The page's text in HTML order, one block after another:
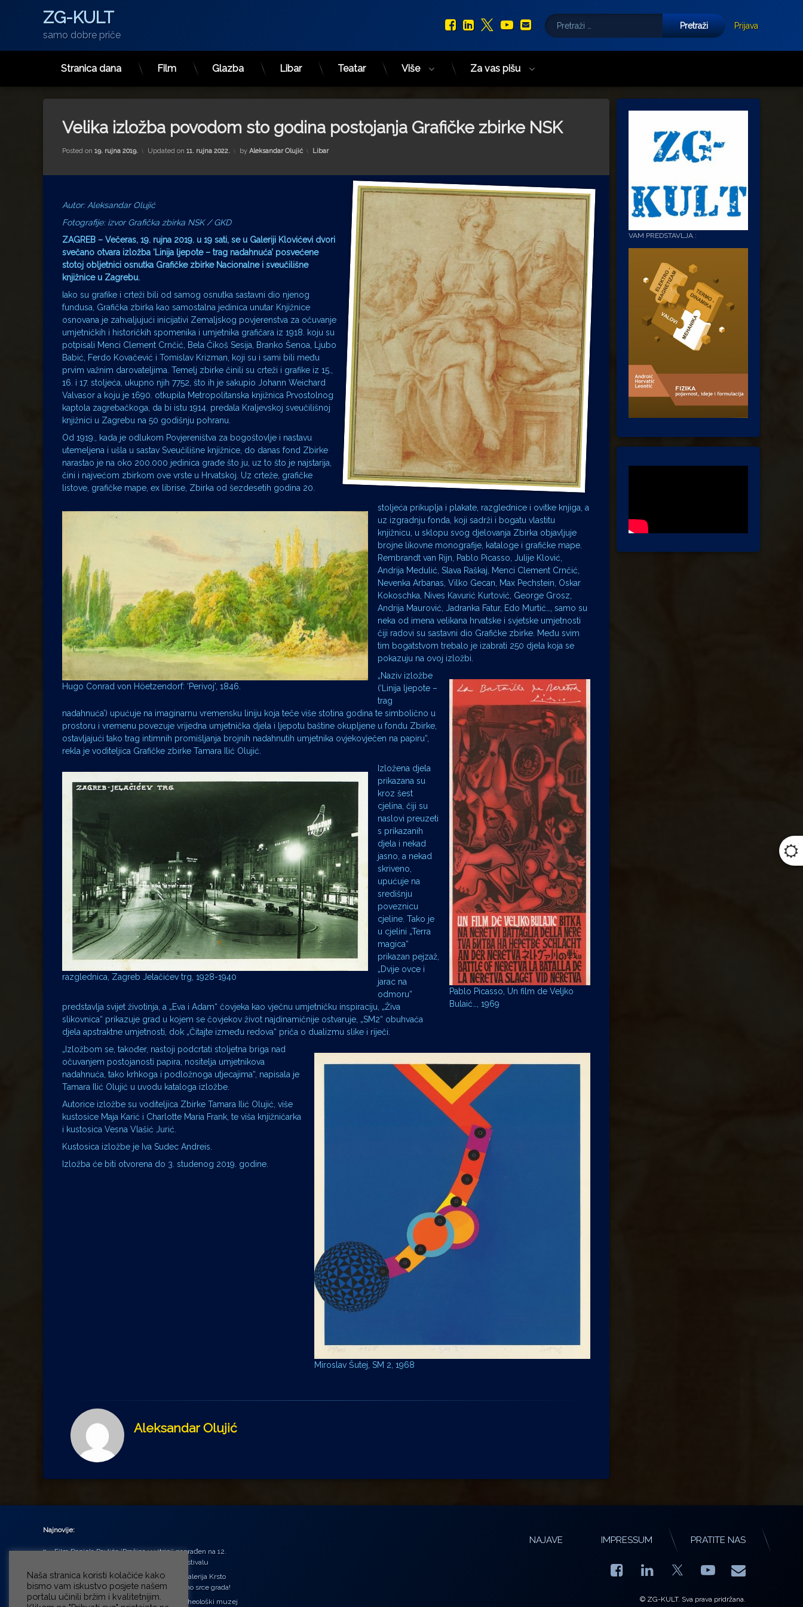
Preskoči
ZG-KULT
samo dobre priče
Facebook
LinkedIn
X.com
YouTube
E-mail
Pretraži:
Prijava
Stranica dana Film Glazba Libar Teatar Više Za vas pišu
Velika izložba povodom sto godina postojanja Grafičke zbirke NSK
Posted on 19. rujna 2019. Updated on 11. rujna 2022. by Aleksandar Olujić Kategorije:
Libar
Autor: Aleksandar Olujić
Fotografije: izvor Grafička zbirka NSK / GKD
ZAGREB – Večeras, 19. rujna 2019. u 19 sati, se u Galeriji Klovićevi dvori
svečano otvara izložba ‘Linija ljepote – trag nadahnuća’ posvećene
stotoj obljetnici osnutka Grafičke zbirke Nacionalne i sveučilišne
knjižnice u Zagrebu.
Iako su grafike i crteži bili od samog osnutka sastavni dio njenog
fundusa, Grafička zbirka kao samostalna jedinica unutar Knjižnice
osnovana je zahvaljujući inicijativi Zemaljskog povjerenstva za očuvanje
umjetničkih i historičkih spomenika i umjetnika grafičara iz 1918. koju su
potpisali Menci Clement Crnčić, Bela Čikoš Sesija, Branko Šenoa, Ljubo
Babić, Ferdo Kovačević i Tomislav Krizman, koji su i sami bili među
prvim važnim darovateljima. Temelj zbirke činili su crteži i grafike iz 15.,
16. i 17. stoljeća, ukupno njih 7752, što ih je sakupio Johann Weichard
Valvasor a koju je 1690. otkupila Metropolitanska knjižnica Prvostolnog
kaptola zagrebačkoga, da bi istu 1914. predala Kraljevskoj sveučilišnoj
knjižnici u Zagrebu na 50 godišnju pohranu.
Hugo Conrad von Höetzendorf: ‘Perivoj’, 1846.
Od 1919., kada je odlukom Povjereništva za bogoštovlje i nastavu
utemeljena i ušla u sastav Sveučilišne knjižnice, do danas fond Zbirke
narastao je na oko 200.000 jedinica građe što ju, uz to što je najstarija,
čini i najvećom zbirkom ove vrste u Hrvatskoj. Uz crteže, grafičke
listove, grafičke mape, ex librise, Zbirka od šezdesetih godina 20.
stoljeća prikuplja i plakate, razglednice i ovitke knjiga, a
uz izgradnju fonda, koji sadrži i bogatu vlastitu
knjižnicu, u sklopu svog djelovanja Zbirka objavljuje
brojne likovne monografije, kataloge i grafičke mape.
Rembrandt van Rijn, Pablo Picasso, Julije Klović,
Andrija Medulić, Slava Raškaj, Menci Clement Crnčić,
Nevenka Arbanas, Vilko Gecan, Max Pechstein, Oskar
Kokoschka, Nives Kavurić Kurtović, George Grosz,
Andrija Maurović, Jadranka Fatur, Edo Murtić…, samo su
neka od imena velikana hrvatske i svjetske umjetnosti
čiji radovi su sastavni dio Grafičke zbirke. Među svim
tim bogatstvom trebalo je izabrati 250 djela koja se
pokazuju na ovoj izložbi.
Pablo Picasso, Un film de Veljko
Bulaić…, 1969
„Naziv izložbe
(‘Linija ljepote –
trag
nadahnuća’) upućuje na imaginarnu vremensku liniju koja teče više stotina godina te simbolično u
prostoru i vremenu povezuje vrijedna umjetnička djela i ljepotu baštine okupljene u fondu Zbirke,
ostavljajući tako trag intimnih promišljanja brojnih nadahnutih umjetnika ovjekovječen na papiru“,
rekla je voditeljica Grafičke zbirke Tamara Ilić Olujić.
razglednica, Zagreb Jelačićev trg, 1928-1940
Izložena djela
prikazana su
kroz šest
cjelina, čiji su
naslovi preuzeti
s prikazanih
djela i nekad
jasno, a nekad
skriveno,
upućuje na
središnju
poveznicu
cjeline. Tako je
u cjelini „Terra
magica“
prikazan pejzaž,
„Dvije ovce i
jarac na
odmoru“
predstavlja svijet životinja, a „Eva i Adam“ čovjeka kao vječnu umjetničku inspiraciju, „Živa
slikovnica“ prikazuje grad u kojem se čovjekov život najdinamičnije ostvaruje, „SM2“ obuhvaća
djela apstraktne umjetnosti, dok „Čitajte između redova“ priča o dualizmu slike i riječi.
Miroslav Šutej, SM 2, 1968
„Izložbom se, također, nastoji podcrtati stoljetna briga nad
očuvanjem postojanosti papira, nositelja umjetnikova
nadahnuća, tako krhkoga i podložnoga utjecajima“, napisala je
Tamara Ilić Olujić u uvodu kataloga izložbe.
Autorice izložbe su voditeljica Zbirke Tamara Ilić Olujić, više
kustosice Maja Karić i Charlotte Maria Frank, te viša knjižničarka
i kustosica Vesna Vlašić Jurić.
Kustosica izložbe je Iva Sudec Andreis.
Izložba će biti otvorena do 3. studenog 2019. godine.
Aleksandar Olujić
VAM PREDSTAVLJA :
Najnovije:
Film Daniela Pavlića ‘Prašina u vitrini’ nagrađen na 12.
Green Montenegro International Film Festivalu
U središtu Petrinje otvorena obnovljena Galerija Krsto
Hegedušić: Kultura vraćena kući, u samo srce grada!
Od petka do nedjelje (31.7. – 2.8.2026.) Arheološki muzej
NAJAVE IMPRESSUM PRATITE NAS
Facebook
LinkedIn YouTube
E-mail
© ZG-KULT. Sva prava pridržana.
Naša stranica koristi kolačiće kako
bismo vam iskustvo posjete našem
portalu učinili bržim i kvalitetnijim.